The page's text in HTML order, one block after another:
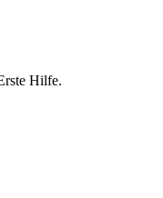
Hilfe.